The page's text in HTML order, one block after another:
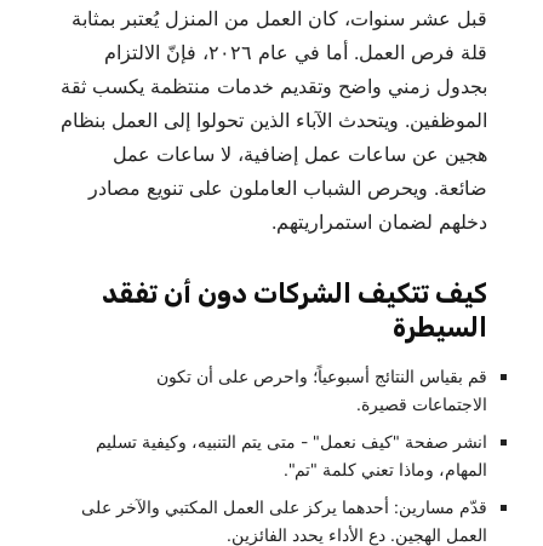
قبل عشر سنوات، كان العمل من المنزل يُعتبر بمثابة
قلة فرص العمل. أما في عام ٢٠٢٦، فإنّ الالتزام
بجدول زمني واضح وتقديم خدمات منتظمة يكسب ثقة
الموظفين. ويتحدث الآباء الذين تحولوا إلى العمل بنظام
هجين عن ساعات عمل إضافية، لا ساعات عمل
ضائعة. ويحرص الشباب العاملون على تنويع مصادر
دخلهم لضمان استمراريتهم.
كيف تتكيف الشركات دون أن تفقد
السيطرة
قم بقياس النتائج أسبوعياً؛ واحرص على أن تكون
الاجتماعات قصيرة.
انشر صفحة "كيف نعمل" - متى يتم التنبيه، وكيفية تسليم
المهام، وماذا تعني كلمة "تم".
قدّم مسارين: أحدهما يركز على العمل المكتبي والآخر على
العمل الهجين. دع الأداء يحدد الفائزين.